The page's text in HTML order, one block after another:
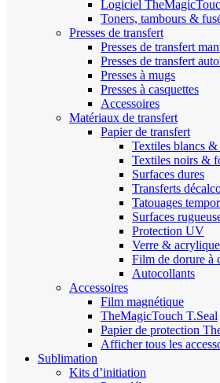
Logiciel
Toners, tambours &
Presses de transfert
Presses de transfert
Presses de transfert
Presses à mugs
Presses à casquettes
Accessoires
Matériaux de transfert
Papier de transfert
Textiles blancs &
Textiles noirs &
Surfaces dures
Transferts
Tatouages
Surfaces
Protection UV
Verre & acrylique
Film de dorure à
Autocollants
Accessoires
Film magnétique
TheMagicTouch T.Seal
Papier de protection
Afficher tous les
Sublimation
Kits d’initiation